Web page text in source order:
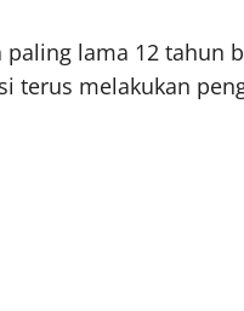
lama 12 tahun
terus melakukan